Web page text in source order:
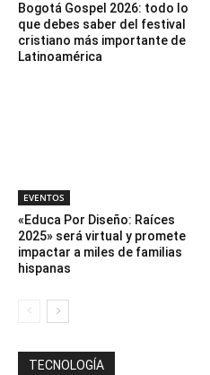
Bogotá Gospel 2026: todo lo
que debes saber del festival
cristiano más importante de
Latinoamérica
EVENTOS
«Educa Por Diseño: Raíces
2025» será virtual y promete
impactar a miles de familias
hispanas
TECNOLOGÍA